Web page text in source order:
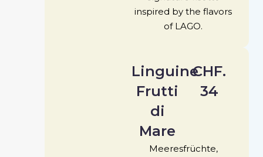
inspired by the flavors
of LAGO.
Linguine
Frutti
di
Mare
CHF.
34
Meeresfrüchte,